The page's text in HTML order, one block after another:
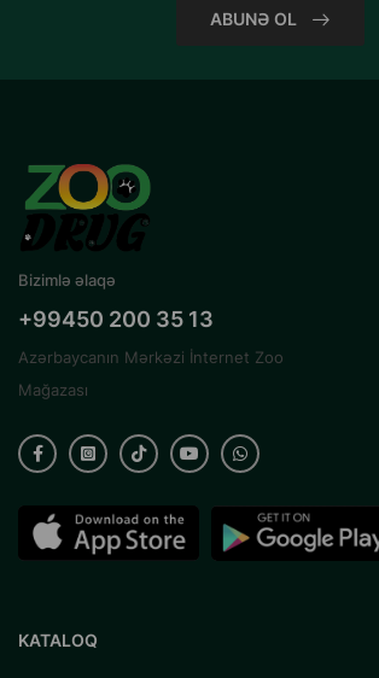
ABUNƏ OL
Bizimlə əlaqə
+99450 200 35 13
Azərbaycanın Mərkəzi İnternet Zoo
Mağazası
KATALOQ